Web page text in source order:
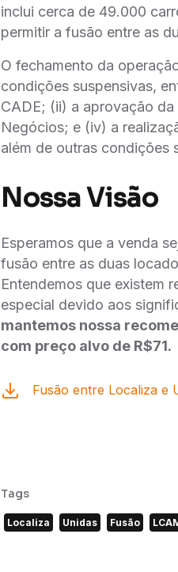
inclui cerca de 49.000
permitir a fusão entre as
O fechamento da
condições suspensivas,
CADE; (ii) a aprovação
Negócios; e (iv) a
além de outras condições
Nossa Visão
Esperamos que a venda
fusão entre as duas
Entendemos que existem
especial devido aos
mantemos nossa
com preço alvo de R$71.
Fusão entre Localiza e
Tags
Localiza Unidas Fusão